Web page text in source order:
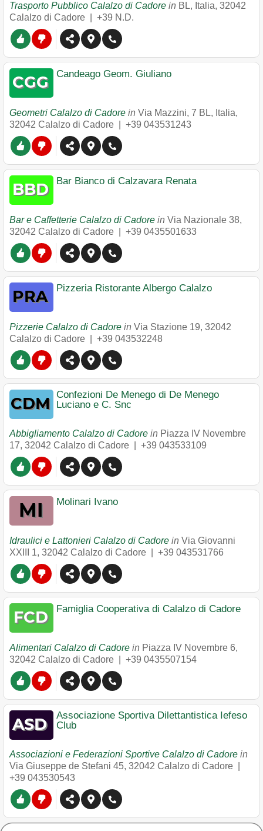
Trasporto Pubblico Calalzo di Cadore in BL, Italia, 32042
Calalzo di Cadore
+39 N.D.
Candeago Geom. Giuliano
Geometri Calalzo di Cadore in Via Mazzini, 7 BL, Italia,
32042 Calalzo di Cadore +39 043531243
Bar Bianco di Calzavara Renata
Bar e Caffetterie Calalzo di Cadore in Via Nazionale 38,
32042 Calalzo di Cadore +39 0435501633
Pizzeria Ristorante Albergo Calalzo
Pizzerie Calalzo di Cadore in Via Stazione 19, 32042
Calalzo di Cadore
+39 043532248
Confezioni De Menego di De Menego
Luciano e C. Snc
Abbigliamento Calalzo di Cadore in Piazza IV Novembre
17, 32042 Calalzo di Cadore +39 043533109
Molinari Ivano
Idraulici e Lattonieri Calalzo di Cadore in Via Giovanni
XXIII 1, 32042 Calalzo di Cadore +39 043531766
Famiglia Cooperativa di Calalzo di Cadore
Alimentari Calalzo di Cadore in Piazza IV Novembre 6,
32042 Calalzo di Cadore +39 0435507154
Associazione Sportiva Dilettantistica Iefeso
Club
Associazioni e Federazioni Sportive Calalzo di Cadore in
Via Giuseppe de Stefani 45, 32042 Calalzo di Cadore
+39 043530543